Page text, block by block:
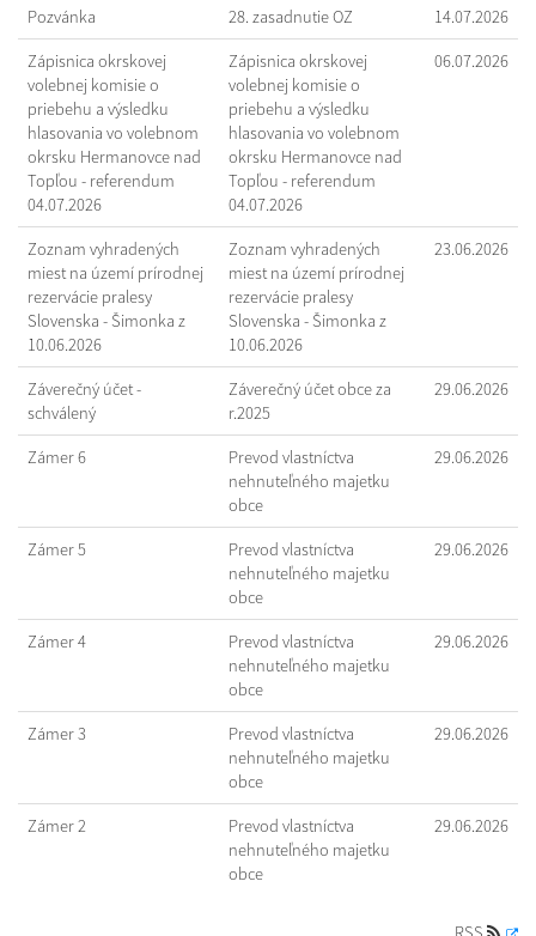
Pozvánka 28. zasadnutie OZ 14.07.2026
Zápisnica okrskovej
volebnej komisie o
priebehu a výsledku
hlasovania vo volebnom
okrsku Hermanovce nad
Topľou - referendum
04.07.2026
Zápisnica okrskovej
volebnej komisie o
priebehu a výsledku
hlasovania vo volebnom
okrsku Hermanovce nad
Topľou - referendum
04.07.2026
06.07.2026
Zoznam vyhradených
miest na území prírodnej
rezervácie pralesy
Slovenska - Šimonka z
10.06.2026
Zoznam vyhradených
miest na území prírodnej
rezervácie pralesy
Slovenska - Šimonka z
10.06.2026
23.06.2026
Záverečný účet -
schválený
Záverečný účet obce za
r.2025
29.06.2026
Zámer 6
Prevod vlastníctva
nehnuteľného majetku
obce
29.06.2026
Zámer 5
Prevod vlastníctva
nehnuteľného majetku
obce
29.06.2026
Zámer 4
Prevod vlastníctva
nehnuteľného majetku
obce
29.06.2026
Zámer 3
Prevod vlastníctva
nehnuteľného majetku
obce
29.06.2026
Zámer 2
Prevod vlastníctva
nehnuteľného majetku
obce
29.06.2026